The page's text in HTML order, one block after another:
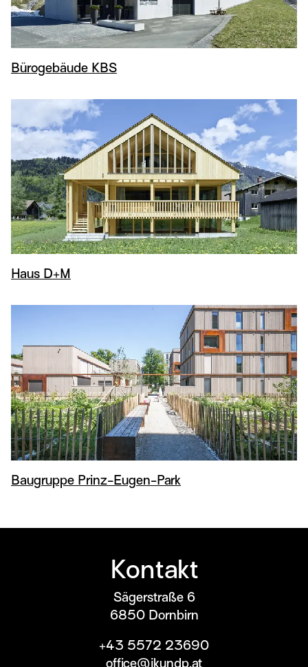
Bürogebäude KBS
Haus D+M
Baugruppe Prinz-Eugen-Park
Kontakt
Sägerstraße 6
6850 Dornbirn
+43 5572 23690
office@jkundp.at